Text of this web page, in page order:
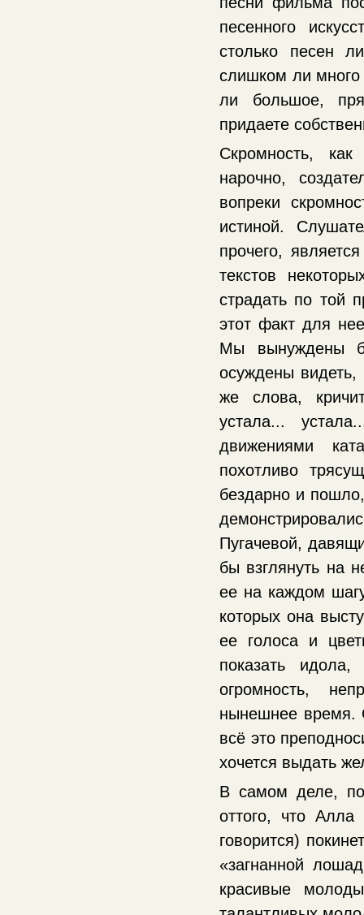
песенного
столько песен
слишком ли
ли большое,
придаете
Скромность,
нарочно,
вопреки
истиной.
прочего,
текстов
страдать по той
этот факт для
Мы вынуждены
осуждены видеть,
же слова,
устала...
движениями
похотливо
бездарно и
Пугачевой,
бы взглянуть на
ее на каждом
которых она
ее голоса и
показать идола,
огромность,
нынешнее время.
всё это
хочется выдать
В самом деле,
оттого, что
говорится)
«загнанной
красивые